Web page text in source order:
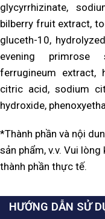
glycyrrhizinate,
bilberry fruit extract,
gluceth-10,
evening primrose
ferrugineum extract,
citric acid, sodium
hydroxide,
*Thành phần và nội
sản phẩm, v.v. Vui
thành phần thực tế.
HƯỚNG DẪN SỬ